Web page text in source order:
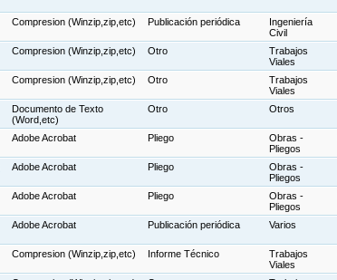
Compresion (Winzip,zip,etc) Publicación periódica
Ingeniería
Civil
Compresion (Winzip,zip,etc) Otro
Trabajos
Viales
Compresion (Winzip,zip,etc) Otro
Trabajos
Viales
Documento de Texto
(Word,etc)
Otro Otros
Adobe Acrobat Pliego
Obras -
Pliegos
Adobe Acrobat Pliego
Obras -
Pliegos
Adobe Acrobat Pliego
Obras -
Pliegos
Adobe Acrobat Publicación periódica Varios
Compresion (Winzip,zip,etc) Informe Técnico
Trabajos
Viales